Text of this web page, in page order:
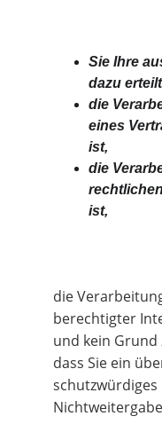
Sie Ihre
dazu
die
eines
ist,
die
ist,
die
berechtigter
und kein
dass Sie ein